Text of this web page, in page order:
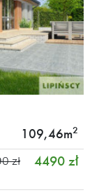
109,46m2
4490 zł
zł